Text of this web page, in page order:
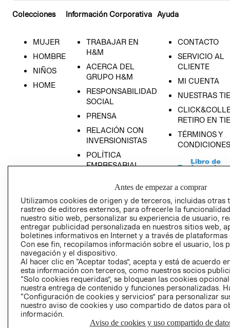
Colecciones
MUJER
HOMBRE
NIÑOS
HOME
Información Corporativa
TRABAJAR EN
H&M
ACERCA DEL
GRUPO H&M
RESPONSABILIDAD
SOCIAL
PRENSA
RELACIÓN CON
INVERSIONISTAS
POLÍTICA
EMPRESARIAL
Ayuda
CONTACTO
SERVICIO AL
CLIENTE
MI CUENTA
NUESTRAS
RETIRO EN
TÉRMINOS Y
CONDICIONES
AVISO DE
PRIVACIDAD
GIFT CARD
Antes de empezar a comprar
Utilizamos cookies de origen y de terceros, incluidas otras
rastreo de editores externos, para ofrecerle la
nuestro sitio web, personalizar su experiencia de usuario,
entregar publicidad personalizada en nuestros sitios web,
boletines informativos en Internet y a través de plataformas
Con ese fin, recopilamos información sobre el usuario, los
navegación y el dispositivo.
Al hacer clic en “Aceptar todas”, acepta y está de acuerdo
esta información con terceros, como nuestros socios
“Solo cookies requeridas”, se bloquean las cookies
nuestra entrega de contenido y funciones personalizadas.
“Configuración de cookies y servicios” para personalizar
nuestro aviso de cookies y uso compartido de datos para
información.
Aviso de cookies y uso compartido de